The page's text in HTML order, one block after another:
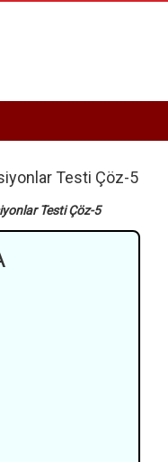
Testi Çöz-5
Testi Çöz-5